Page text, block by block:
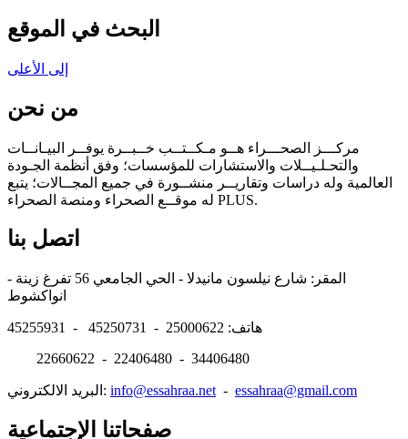
البحث في الموقع
إلى الأعلى
من نحن
مركـــز الصحـــراء هــو مـكــتــب خــبــرة يوفــر البيـانــات
والتحـلـيــلات والاستشارات للمؤسسات؛ وفق أنظمة الجـودة
العالمية وله دراسات وتقاريــر منشــورة في جميع المجــالات؛ يتبع
له موقــع الصحراء ومنصة الصحراء PLUS.
اتصل بنا
المقر: شارع نيلسون مانيدلا - الحي الجامعي 56 تفرغ زينة -
هاتف: 25000622 - 45250731 - 45255931
22660622 - 22406480 - 34406480
البريد الالكتروني: info@essahraa.net - essahraa@gmail.com
صفحاتنا الإجتماعية